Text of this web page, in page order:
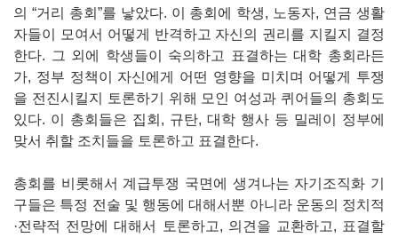
의 “거리 총회”를 낳았다. 이 총회에 학생, 노동자, 연금 생활
자들이 모여서 어떻게 반격하고 자신의 권리를 지킬지 결정
한다. 그 외에 학생들이 숙의하고 표결하는 대학 총회라든
가, 정부 정책이 자신에게 어떤 영향을 미치며 어떻게 투쟁
을 전진시킬지 토론하기 위해 모인 여성과 퀴어들의 총회도
있다. 이 총회들은 집회, 규탄, 대학 행사 등 밀레이 정부에
맞서 취할 조치들을 토론하고 표결한다.
총회를 비롯해서 계급투쟁 국면에 생겨나는 자기조직화 기
구들은 특정 전술 및 행동에 대해서뿐 아니라 운동의 정치적
·전략적 전망에 대해서 토론하고, 의견을 교환하고, 표결할